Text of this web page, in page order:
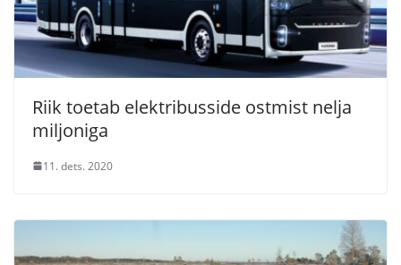
Riik toetab elektribusside ostmist nelja
miljoniga
11. dets. 2020